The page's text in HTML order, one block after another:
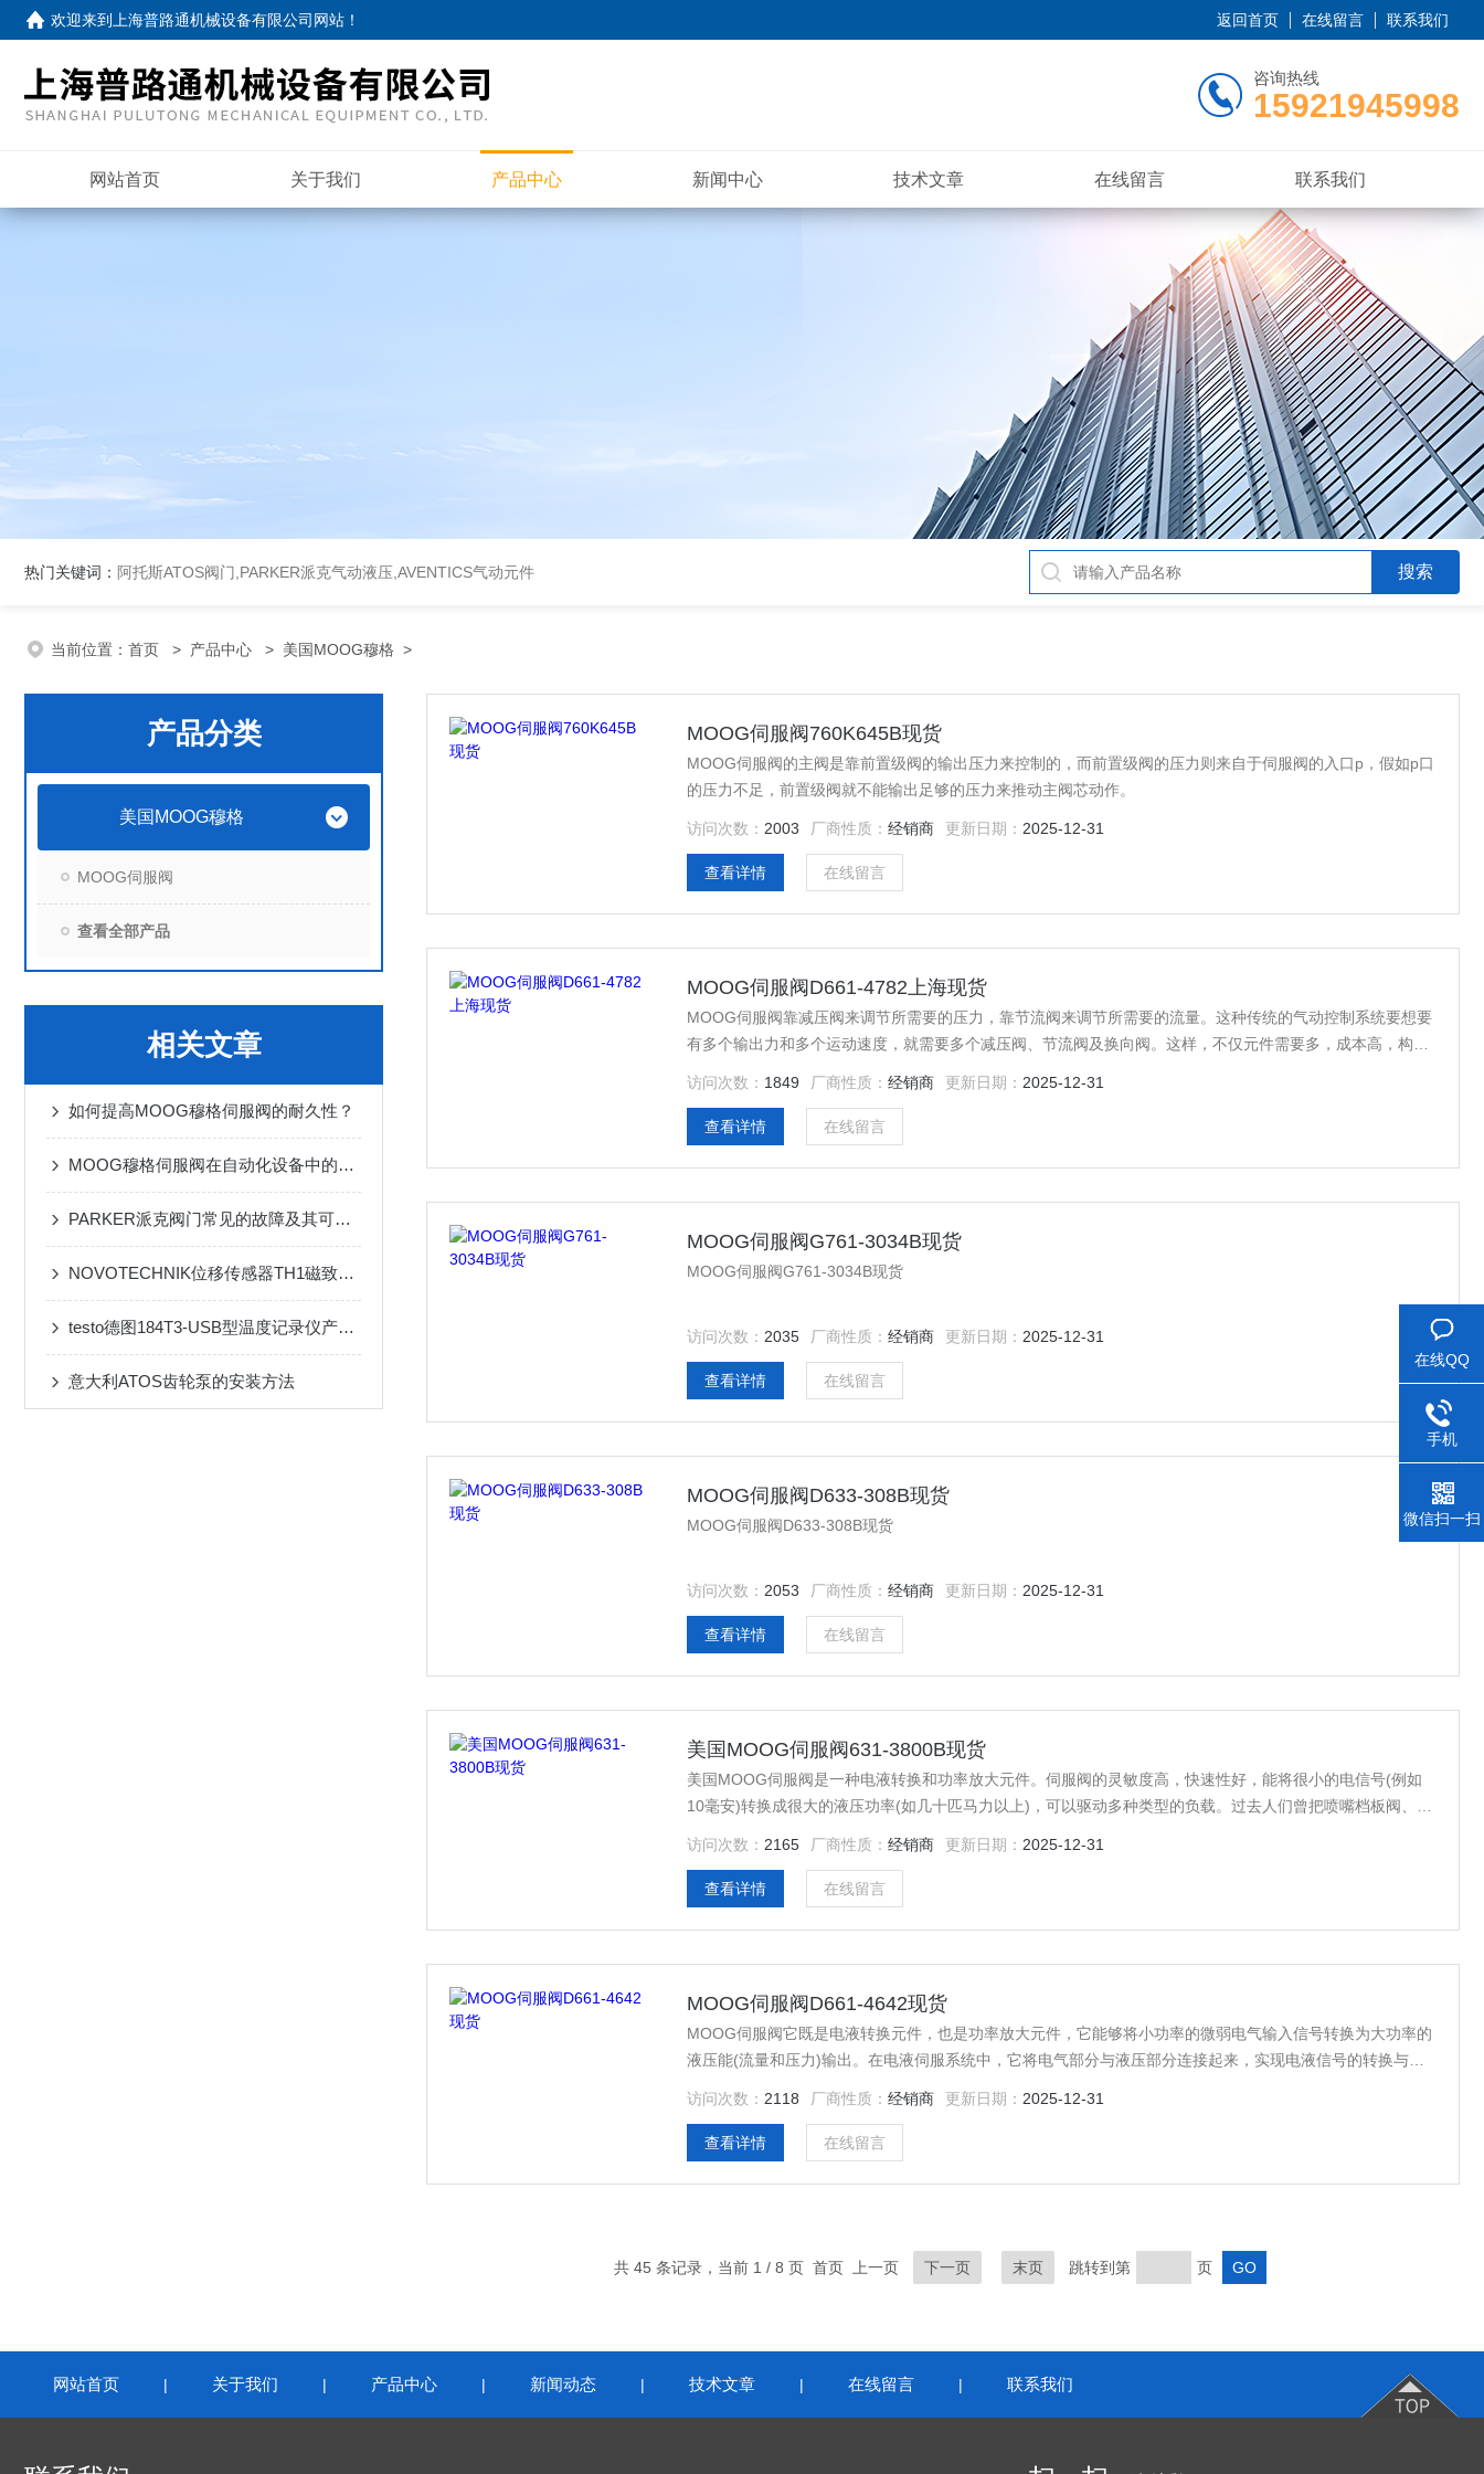
欢迎来到 上海普路通机械设备有限公司网站 ！ 返回首页 在线留言 联系我们
咨询热线
15921945998
网站首页 关于我们 产品中心 新闻中心 技术文章 在线留言 联系我们
热门关键词： 阿托斯ATOS阀门,PARKER派克气动液压,AVENTICS气动元件
当前位置： 首页 > 产品中心 > 美国MOOG穆格 >
产品分类
美国MOOG穆格
MOOG伺服阀
查看全部产品
相关文章
如何提高MOOG穆格伺服阀的耐久性？
MOOG穆格伺服阀在自动化设备中的重要性
PARKER派克阀门常见的故障及其可能的原因
NOVOTECHNIK位移传感器TH1磁致伸缩型
testo德图184T3-USB型温度记录仪产品介绍
意大利ATOS齿轮泵的安装方法
MOOG伺服阀760K645B现货
MOOG伺服阀的主阀是靠前置级阀的输出压力来控制的，而前置级阀的压力则来自于伺服阀的入口p，假如p口
的压力不足，前置级阀就不能输出足够的压力来推动主阀芯动作。
访问次数： 2003 厂商性质： 经销商 更新日期： 2025-12-31
查看详情 在线留言
MOOG伺服阀D661-4782上海现货
MOOG伺服阀靠减压阀来调节所需要的压力，靠节流阀来调节所需要的流量。这种传统的气动控制系统要想要
有多个输出力和多个运动速度，就需要多个减压阀、节流阀及换向阀。这样，不仅元件需要多，成本高，构成
访问次数： 1849 厂商性质： 经销商 更新日期： 2025-12-31
查看详情 在线留言
MOOG伺服阀G761-3034B现货
MOOG伺服阀G761-3034B现货
访问次数： 2035 厂商性质： 经销商 更新日期： 2025-12-31
查看详情 在线留言
MOOG伺服阀D633-308B现货
MOOG伺服阀D633-308B现货
访问次数： 2053 厂商性质： 经销商 更新日期： 2025-12-31
查看详情 在线留言
美国MOOG伺服阀631-3800B现货
美国MOOG伺服阀是一种电液转换和功率放大元件。伺服阀的灵敏度高，快速性好，能将很小的电信号(例如
10毫安)转换成很大的液压功率(如几十匹马力以上)，可以驱动多种类型的负载。过去人们曾把喷嘴档板阀、射
访问次数： 2165 厂商性质： 经销商 更新日期： 2025-12-31
查看详情 在线留言
MOOG伺服阀D661-4642现货
MOOG伺服阀它既是电液转换元件，也是功率放大元件，它能够将小功率的微弱电气输入信号转换为大功率的
液压能(流量和压力)输出。在电液伺服系统中，它将电气部分与液压部分连接起来，实现电液信号的转换与液
访问次数： 2118 厂商性质： 经销商 更新日期： 2025-12-31
查看详情 在线留言
共 45 条记录，当前 1 / 8 页 首页 上一页 下一页 末页 跳转到第 页
网站首页 | 关于我们 | 产品中心 | 新闻动态 | 技术文章 | 在线留言 | 联系我们
在线QQ
手机
微信扫一扫